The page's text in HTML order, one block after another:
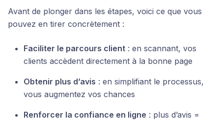
Avant de plonger dans les étapes, voici ce que vous
pouvez en tirer concrètement :
Faciliter le parcours client : en scannant, vos
clients accèdent directement à la bonne page
Obtenir plus d’avis : en simplifiant le processus,
vous augmentez vos chances
Renforcer la confiance en ligne : plus d’avis =